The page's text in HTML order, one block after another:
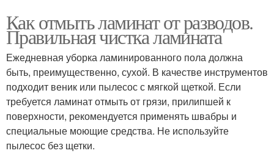
Как отмыть ламинат от разводов.
Правильная чистка ламината
Ежедневная уборка ламинированного пола должна
быть, преимущественно, сухой. В качестве инструментов
подходит веник или пылесос с мягкой щеткой. Если
требуется ламинат отмыть от грязи, прилипшей к
поверхности, рекомендуется применять швабры и
специальные моющие средства. Не используйте
пылесос без щетки.